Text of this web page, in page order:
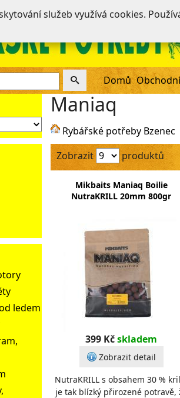
Domů
ledem
Maniaq
Rybářské potřeby Bzenec
Zobrazit
produktů
Mikbaits Maniaq Boilie
NutraKRILL 20mm 800gr
399 Kčskladem
Zobrazit detail
NutraKRILL s obsahem 30 %
je tak blízký přirozené potravě,
služeb využívá cookies.